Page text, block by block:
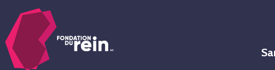
Passer
au
contenu
principal